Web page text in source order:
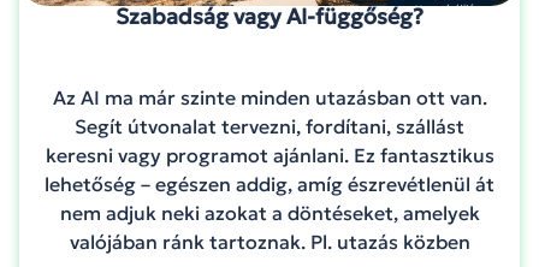
Szabadság vagy AI-függőség?
Az AI ma már szinte minden utazásban ott van.
Segít útvonalat tervezni, fordítani, szállást
keresni vagy programot ajánlani. Ez fantasztikus
lehetőség – egészen addig, amíg észrevétlenül át
nem adjuk neki azokat a döntéseket, amelyek
valójában ránk tartoznak. Pl. utazás közben